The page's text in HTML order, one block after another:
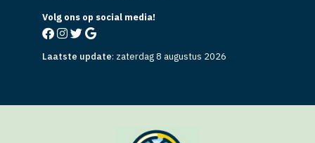
Volg ons op social media!
Laatste update: zaterdag 8 augustus 2026